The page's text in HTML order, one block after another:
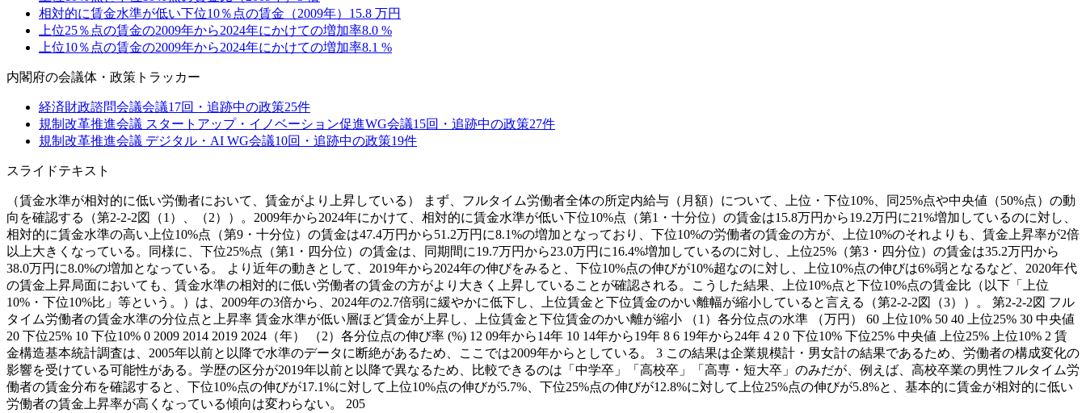
相対的に賃金水準が低い下位10％点の賃金（2009年） 15.8 万円
上位25％点の賃金の2009年から2024年にかけての増加率8.0 %
上位10％点の賃金の2009年から2024年にかけての増加率8.1 %
内閣府の会議体・政策トラッカー
経済財政諮問会議会議17回・追跡中の政策25件
規制改革推進会議 スタートアップ・イノベーション促進WG会議15回・追跡中の政策27件
規制改革推進会議 デジタル・AI WG会議10回・追跡中の政策19件
スライドテキスト
（賃金水準が相対的に低い労働者において、賃金がより上昇している） まず、フルタイム労働者全体の所定内給与（月額）について、上位・下位10%、同25%点や中央値（50%点）の動
向を確認する（第2-2-2図（1）、（2））。2009年から2024年にかけて、相対的に賃金水準が低い下位10%点（第1・十分位）の賃金は15.8万円から19.2万円に21%増加しているのに対し、
相対的に賃金水準の高い上位10%点（第9・十分位）の賃金は47.4万円から51.2万円に8.1%の増加となっており、下位10%の労働者の賃金の方が、上位10%のそれよりも、賃金上昇率が2倍
以上大きくなっている。同様に、下位25%点（第1・四分位）の賃金は、同期間に19.7万円から23.0万円に16.4%増加しているのに対し、上位25%（第3・四分位）の賃金は35.2万円から
38.0万円に8.0%の増加となっている。 より近年の動きとして、2019年から2024年の伸びをみると、下位10%点の伸びが10%超なのに対し、上位10%点の伸びは6%弱となるなど、2020年代
の賃金上昇局面においても、賃金水準の相対的に低い労働者の賃金の方がより大きく上昇していることが確認される。こうした結果、上位10%点と下位10%点の賃金比（以下「上位
10%・下位10%比」等という。）は、2009年の3倍から、2024年の2.7倍弱に緩やかに低下し、上位賃金と下位賃金のかい離幅が縮小していると言える（第2-2-2図（3））。 第2-2-2図 フル
タイム労働者の賃金水準の分位点と上昇率 賃金水準が低い層ほど賃金が上昇し、上位賃金と下位賃金のかい離が縮小 （1）各分位点の水準 （万円） 60 上位10% 50 40 上位25% 30 中央値
20 下位25% 10 下位10% 0 2009 2014 2019 2024（年） （2）各分位点の伸び率 (%) 12 09年から14年 10 14年から19年 8 6 19年から24年 4 2 0 下位10% 下位25% 中央値 上位25% 上位10% 2 賃
金構造基本統計調査は、2005年以前と以降で水準のデータに断絶があるため、ここでは2009年からとしている。 3 この結果は企業規模計・男女計の結果であるため、労働者の構成変化の
影響を受けている可能性がある。学歴の区分が2019年以前と以降で異なるため、比較できるのは「中学卒」「高校卒」「高専・短大卒」のみだが、例えば、高校卒業の男性フルタイム労
働者の賃金分布を確認すると、下位10%点の伸びが17.1%に対して上位10%点の伸びが5.7%、下位25%点の伸びが12.8%に対して上位25%点の伸びが5.8%と、基本的に賃金が相対的に低い
労働者の賃金上昇率が高くなっている傾向は変わらない。 205